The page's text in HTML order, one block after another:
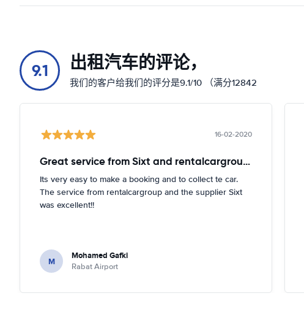
9.1 出租汽车的评论，
我们的客户给我们的评分是9.1/10 （满分12842
16-02-2020
Great service from Sixt and rentalcargroup!
Its very easy to make a booking and to collect te car.
The service from rentalcargroup and the supplier Sixt
was excellent!!
M Mohamed Gafki
Rabat Airport